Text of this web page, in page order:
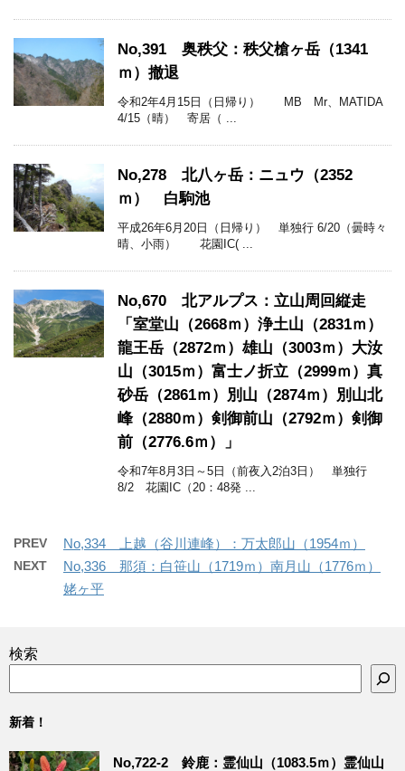
No,391 奥秩父：秩父槍ヶ岳（1341
ｍ）撤退
令和2年4月15日（日帰り） MB Mr、MATIDA
4/15（晴） 寄居（ ...
No,278 北八ヶ岳：ニュウ（2352
ｍ） 白駒池
平成26年6月20日（日帰り） 単独行 6/20（曇時々
晴、小雨） 花園IC( ...
No,670 北アルプス：立山周回縦走
「室堂山（2668ｍ）浄土山（2831ｍ）
龍王岳（2872ｍ）雄山（3003ｍ）大汝
山（3015ｍ）富士ノ折立（2999ｍ）真
砂岳（2861ｍ）別山（2874ｍ）別山北
峰（2880ｍ）剣御前山（2792ｍ）剣御
前（2776.6ｍ）」
令和7年8月3日～5日（前夜入2泊3日） 単独行
8/2 花園IC（20：48発 ...
PREV No,334 上越（谷川連峰）：万太郎山（1954ｍ）
NEXT
No,336 那須：白笹山（1719ｍ）南月山（1776ｍ）
姥ヶ平
検索
新着！
No,722-2 鈴鹿：霊仙山（1083.5ｍ）霊仙山